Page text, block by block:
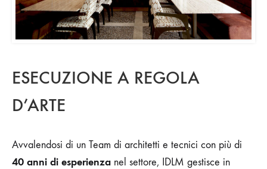
ESECUZIONE A REGOLA
D’ARTE
Avvalendosi di un Team di architetti e tecnici con più di
40 anni di esperienza nel settore, IDLM gestisce in